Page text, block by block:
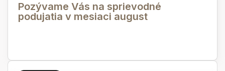
Pozývame Vás na sprievodné
podujatia v mesiaci august